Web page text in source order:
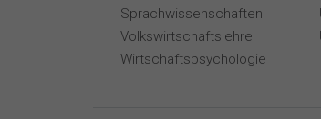
Sprachwissenschaften
Volkswirtschaftslehre
Wirtschaftspsychologie